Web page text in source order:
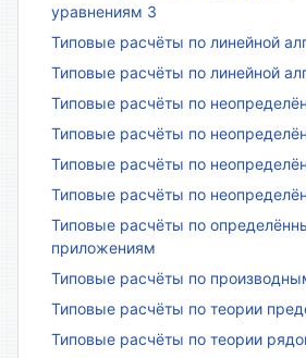
уравнениям 3
Типовые расчёты по линейной
Типовые расчёты по линейной
Типовые расчёты по
Типовые расчёты по
Типовые расчёты по
Типовые расчёты по
Типовые расчёты по
приложениям
Типовые расчёты по
Типовые расчёты по теории
Типовые расчёты по теории